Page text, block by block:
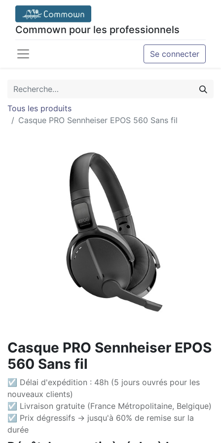
Commown pour les professionnels
Se connecter
Tous les produits
Casque PRO Sennheiser EPOS 560 Sans fil
Casque PRO Sennheiser EPOS
560 Sans fil
☑ Délai d'expédition : 48h (5 jours ouvrés pour les
nouveaux clients)
☑ Livraison gratuite (France Métropolitaine, Belgique)
☑ Prix dégressifs -> jusqu'à 60% de remise sur la
durée